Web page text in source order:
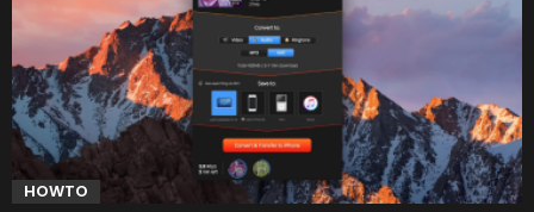
HOWTO